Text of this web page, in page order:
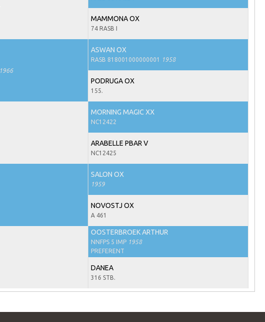
MAMMONA OX
74 RASB I
1966
ASWAN OX
RASB 818001000000001 1958
PODRUGA OX
155.
MORNING MAGIC XX
NC12422
ARABELLE PBAR V
NC12425
SALON OX
1959
NOVOSTJ OX
A 461
OOSTERBROEK ARTHUR
NNFPS 5 IMP 1958
PREFERENT
DANEA
316 STB.